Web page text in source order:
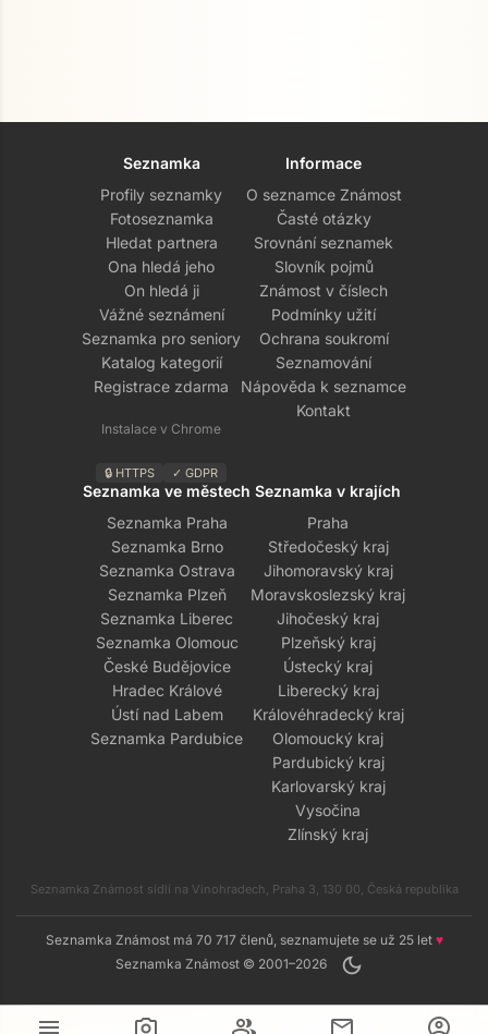
menu camera_alt group mail account_circle
Seznamka
Profily seznamky
Fotoseznamka
Hledat partnera
Ona hledá jeho
On hledá ji
Vážné seznámení
Seznamka pro seniory
Katalog kategorií
Registrace zdarma
Instalace v Chrome
🔒 HTTPS ✓ GDPR
Informace
O seznamce Známost
Časté otázky
Srovnání seznamek
Slovník pojmů
Známost v číslech
Podmínky užití
Ochrana soukromí
Seznamování
Nápověda k seznamce
Kontakt
Seznamka ve městech
Seznamka Praha
Seznamka Brno
Seznamka Ostrava
Seznamka Plzeň
Seznamka Liberec
Seznamka Olomouc
České Budějovice
Hradec Králové
Ústí nad Labem
Seznamka Pardubice
Seznamka v krajích
Praha
Středočeský kraj
Jihomoravský kraj
Moravskoslezský kraj
Jihočeský kraj
Plzeňský kraj
Ústecký kraj
Liberecký kraj
Královéhradecký kraj
Olomoucký kraj
Pardubický kraj
Karlovarský kraj
Vysočina
Zlínský kraj
Seznamka Známost sídlí na Vinohradech, Praha 3, 130 00, Česká republika
Seznamka Známost má 70 717 členů, seznamujete se už 25 let ♥
Seznamka Známost © 2001–2026
dark_mode